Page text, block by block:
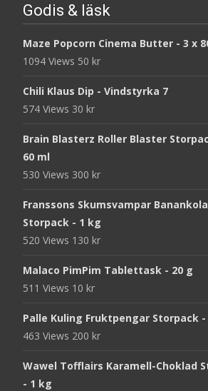
Godis & läsk
Maze Popcorn Cinema Butter - 3 x
1094 Views 50 kr
Chili Klaus Dip - Vindstyrka 7
574 Views 30 kr
Brain Blasterz Roller Blaster
60 ml
530 Views 300 kr
Franssons Skumsvampar Banankola
Storpack - 1 kg
520 Views 130 kr
Malaco PimPim Tablettask - 20 g
511 Views 10 kr
Palle Kuling Fruktpengar Storpack -
463 Views 200 kr
Wawel Tofflairs Karamell-Choklad
- 1 kg